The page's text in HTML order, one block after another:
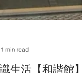
1 min read